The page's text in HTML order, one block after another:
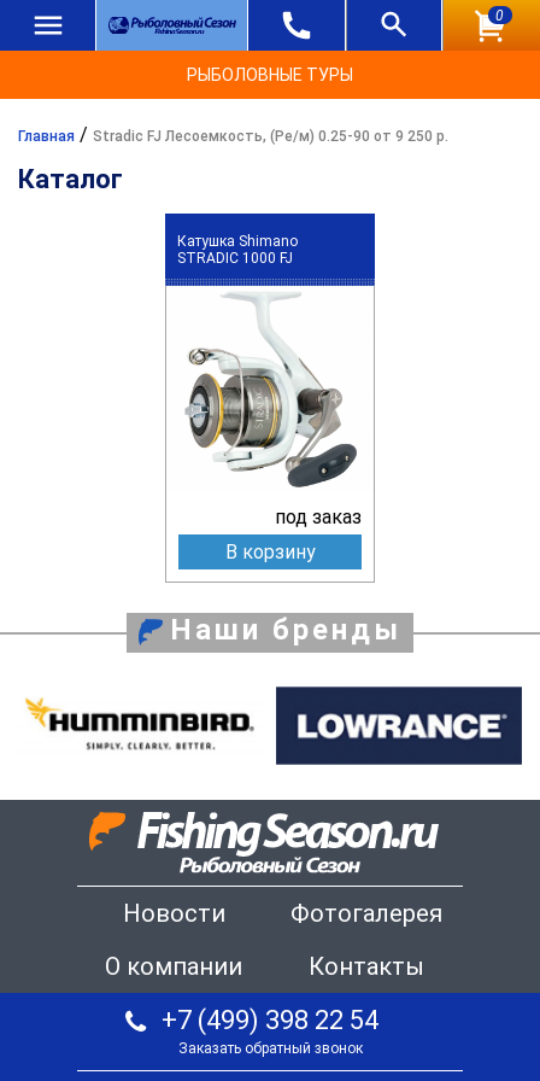
0
РЫБОЛОВНЫЕ ТУРЫ
Главная / Stradic FJ Лесоемкость, (Ре/м) 0.25-90 от 9 250 р.
Каталог
Катушка Shimano
STRADIC 1000 FJ
под заказ
В корзину
Наши бренды
Новости
Фотогалерея
О компании
Контакты
+7 (499) 398 22 54
Заказать обратный звонок